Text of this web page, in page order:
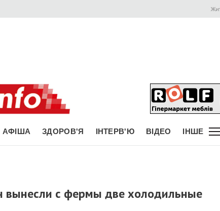
АФІША ЗДОРОВ'Я ІНТЕРВ'Ю ВІДЕО ІНШЕ
вынесли с фермы две холодильные